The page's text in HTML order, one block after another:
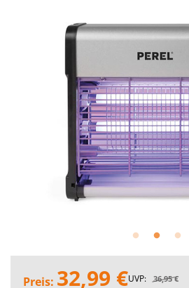
Preis: 32,99 €UVP: 36,95 €